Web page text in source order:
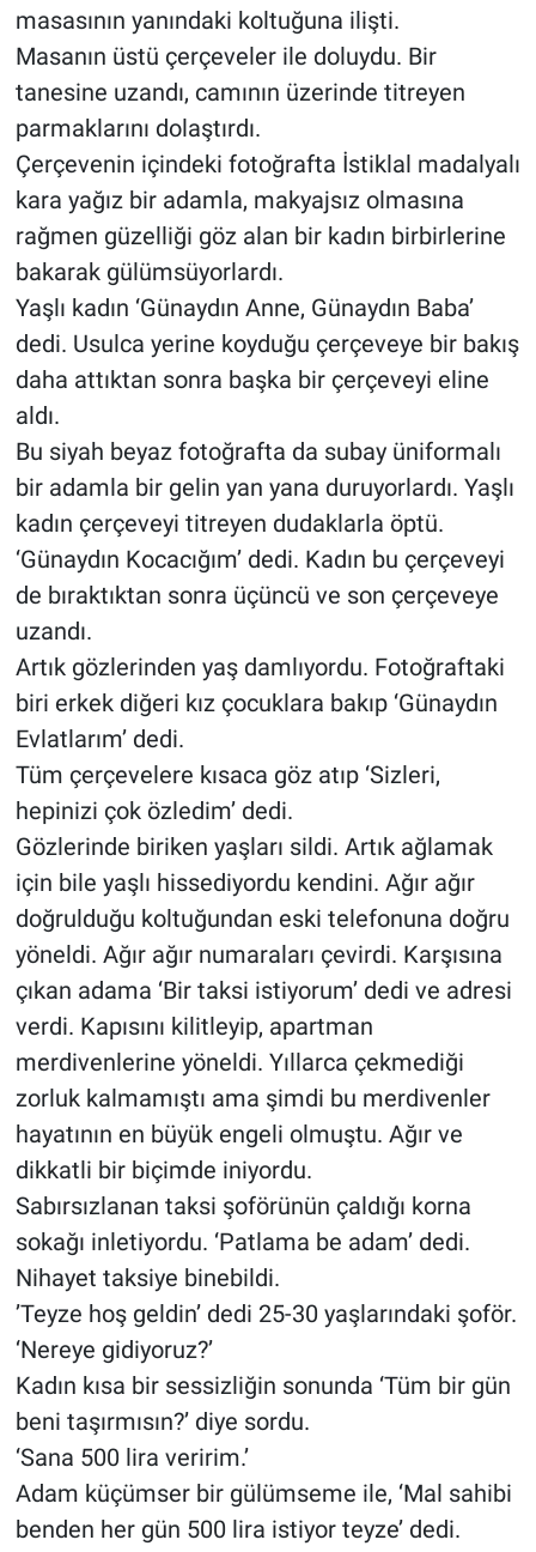
masasının yanındaki koltuğuna ilişti.
Masanın üstü çerçeveler ile doluydu. Bir
tanesine uzandı, camının üzerinde titreyen
parmaklarını dolaştırdı.
Çerçevenin içindeki fotoğrafta İstiklal madalyalı
kara yağız bir adamla, makyajsız olmasına
rağmen güzelliği göz alan bir kadın birbirlerine
bakarak gülümsüyorlardı.
Yaşlı kadın ‘Günaydın Anne, Günaydın Baba’
dedi. Usulca yerine koyduğu çerçeveye bir bakış
daha attıktan sonra başka bir çerçeveyi eline
aldı.
Bu siyah beyaz fotoğrafta da subay üniformalı
bir adamla bir gelin yan yana duruyorlardı. Yaşlı
kadın çerçeveyi titreyen dudaklarla öptü.
‘Günaydın Kocacığım’ dedi. Kadın bu çerçeveyi
de bıraktıktan sonra üçüncü ve son çerçeveye
uzandı.
Artık gözlerinden yaş damlıyordu. Fotoğraftaki
biri erkek diğeri kız çocuklara bakıp ‘Günaydın
Evlatlarım’ dedi.
Tüm çerçevelere kısaca göz atıp ‘Sizleri,
hepinizi çok özledim’ dedi.
Gözlerinde biriken yaşları sildi. Artık ağlamak
için bile yaşlı hissediyordu kendini. Ağır ağır
doğrulduğu koltuğundan eski telefonuna doğru
yöneldi. Ağır ağır numaraları çevirdi. Karşısına
çıkan adama ‘Bir taksi istiyorum’ dedi ve adresi
verdi. Kapısını kilitleyip, apartman
merdivenlerine yöneldi. Yıllarca çekmediği
zorluk kalmamıştı ama şimdi bu merdivenler
hayatının en büyük engeli olmuştu. Ağır ve
dikkatli bir biçimde iniyordu.
Sabırsızlanan taksi şoförünün çaldığı korna
sokağı inletiyordu. ‘Patlama be adam’ dedi.
Nihayet taksiye binebildi.
’Teyze hoş geldin’ dedi 25-30 yaşlarındaki şoför.
‘Nereye gidiyoruz?’
Kadın kısa bir sessizliğin sonunda ‘Tüm bir gün
beni taşırmısın?’ diye sordu.
‘Sana 500 lira veririm.’
Adam küçümser bir gülümseme ile, ‘Mal sahibi
benden her gün 500 lira istiyor teyze’ dedi.